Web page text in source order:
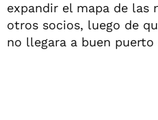
expandir el mapa de las
otros socios, luego de
no llegara a buen